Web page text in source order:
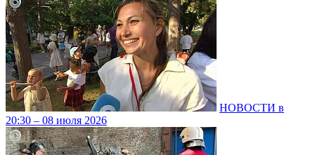
НОВОСТИ в
20:30 – 08 июля 2026